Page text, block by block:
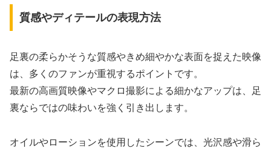
質感やディテールの表現方法
足裏の柔らかそうな質感やきめ細やかな表面を捉えた映像
は、多くのファンが重視するポイントです。
最新の高画質映像やマクロ撮影による細かなアップは、足
裏ならではの味わいを強く引き出します。
オイルやローションを使用したシーンでは、光沢感や滑ら